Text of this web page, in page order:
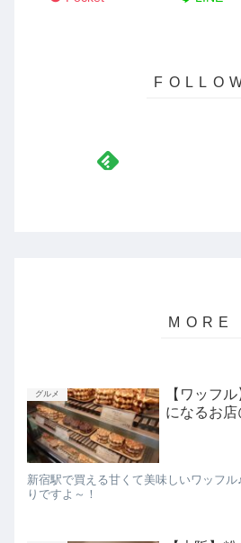
グルメ
【ワッフ
になるお
新宿駅で買える甘くて美味しいワッフ
りですよ～！